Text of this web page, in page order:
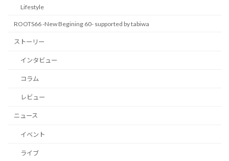
Lifestyle
ROOTS66 -New Begining 60- supported by tabiwa
ストーリー
インタビュー
コラム
レビュー
ニュース
イベント
ライブ